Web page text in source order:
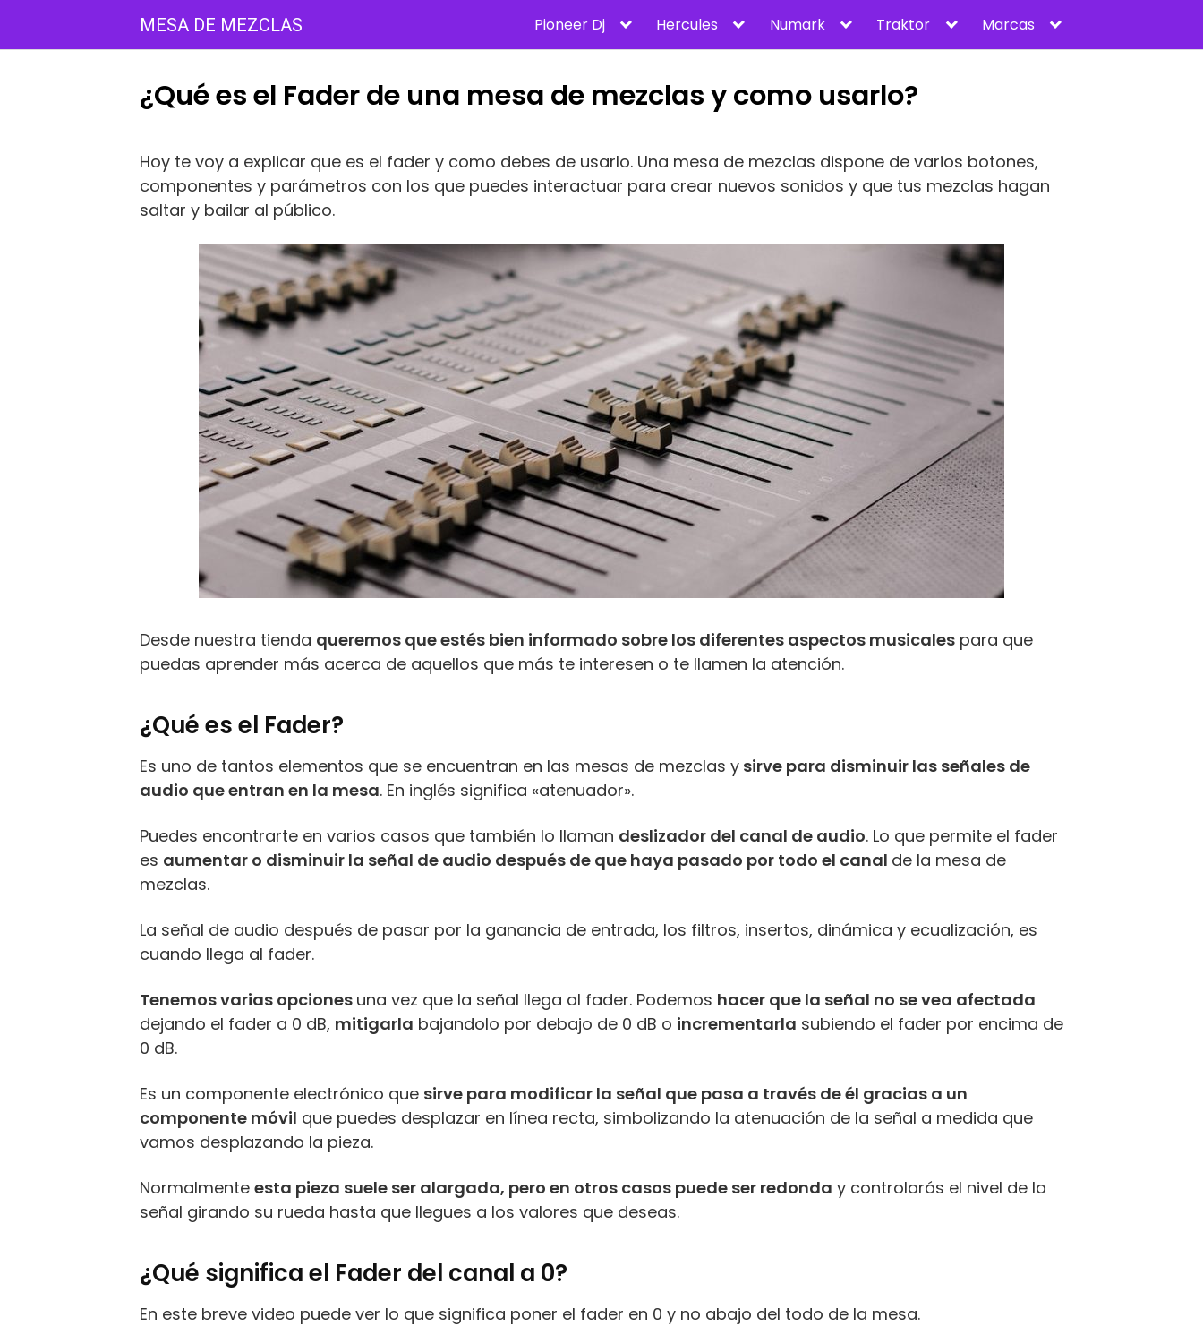
contenido
MESA DE MEZCLAS Pioneer Dj Hercules Numark Traktor Marcas
¿Qué es el Fader de una mesa de mezclas y como usarlo?
Hoy te voy a explicar que es el fader y como debes de usarlo. Una mesa de mezclas dispone de varios botones,
componentes y parámetros con los que puedes interactuar para crear nuevos sonidos y que tus mezclas hagan
saltar y bailar al público.
Desde nuestra tienda queremos que estés bien informado sobre los diferentes aspectos musicales para que
puedas aprender más acerca de aquellos que más te interesen o te llamen la atención.
¿Qué es el Fader?
Es uno de tantos elementos que se encuentran en las mesas de mezclas y sirve para disminuir las señales de
audio que entran en la mesa. En inglés significa «atenuador».
Puedes encontrarte en varios casos que también lo llaman deslizador del canal de audio. Lo que permite el fader
es aumentar o disminuir la señal de audio después de que haya pasado por todo el canal de la mesa de
mezclas.
La señal de audio después de pasar por la ganancia de entrada, los filtros, insertos, dinámica y ecualización, es
cuando llega al fader.
Tenemos varias opciones una vez que la señal llega al fader. Podemos hacer que la señal no se vea afectada
dejando el fader a 0 dB, mitigarla bajandolo por debajo de 0 dB o incrementarla subiendo el fader por encima de
0 dB.
Es un componente electrónico que sirve para modificar la señal que pasa a través de él gracias a un
componente móvil que puedes desplazar en línea recta, simbolizando la atenuación de la señal a medida que
vamos desplazando la pieza.
Normalmente esta pieza suele ser alargada, pero en otros casos puede ser redonda y controlarás el nivel de la
señal girando su rueda hasta que llegues a los valores que deseas.
¿Qué significa el Fader del canal a 0?
En este breve video puede ver lo que significa poner el fader en 0 y no abajo del todo de la mesa.